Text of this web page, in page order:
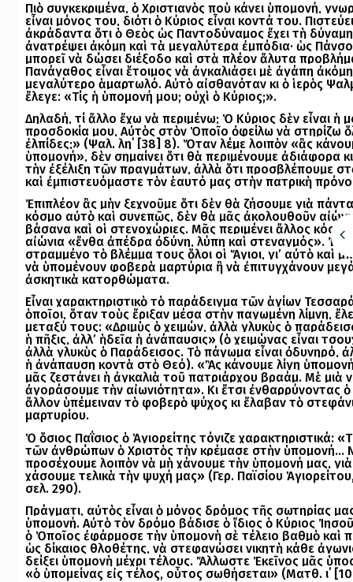
Πιὸ συγκεκριμένα, ὁ Χριστιανὸς ποὺ κάνει ὑπομονή,
εἶναι μόνος του, διότι ὁ Κύριος εἶναι κοντά του.
ἀκράδαντα ὅτι ὁ Θεὸς ὡς Παντοδύναμος ἔχει τὴ
ἀνατρέψει ἀκόμη καὶ τὰ μεγαλύτερα ἐμπόδια· ὡς
μπορεῖ νὰ δώσει διέξοδο καὶ στὰ πλέον ἄλυτα
Πανάγαθος εἶναι ἕτοιμος νὰ ἀγκαλιάσει μὲ ἀγάπη
μεγαλύτερο ἁμαρτωλό. Αὐτὸ αἰσθανόταν κι ὁ ἱερὸς
ἔλεγε: «Τίς ἡ ὑπομονή μου; οὐχὶ ὁ Κύριος;».
Δηλαδή, τί ἄλλο ἔχω νὰ περιμένω; Ὁ Κύριος δὲν εἶναι ἡ
προσδοκία μου, Αὐτὸς στὸν Ὁποῖο ὀφείλω νὰ στηρίζω
ἐλπίδες;» (Ψαλ. λη΄ [38] 8). Ὅταν λέμε λοιπὸν «ἂς
ὑπομονή», δὲν σημαίνει ὅτι θὰ περιμένουμε ἀδιάφορα
τὴν ἐξέλιξη τῶν πραγμάτων, ἀλλὰ ὅτι ­προσβλέπουμε
καὶ ἐμπιστευόμαστε τὸν ἑ­αυτό μας στὴν πατρικὴ
Ἐπιπλέον ἂς μὴν ξεχνοῦμε ὅτι δὲν θὰ ζήσουμε γιὰ
κόσμο αὐτὸ καὶ συνεπῶς, δὲν θὰ μᾶς ἀκολουθοῦν
βάσανα καὶ οἱ στενοχώριες. Μᾶς περιμένει ἄλλος
αἰώνια «ἔνθα ἀπέδρα ὀδύνη, λύπη καὶ στεναγμός». Ἐκεῖ
στραμμένο τὸ βλέμμα τους ὅλοι οἱ Ἅγιοι, γι’ αὐτὸ καὶ
νὰ ὑπομένουν φοβερὰ μαρτύρια ἢ νὰ ἐπιτυγχάνουν
ἀσκητικὰ κατορθώματα.
Εἶναι χαρακτηριστικὸ τὸ παράδειγμα τῶν ἁγίων
ὁποῖοι, ὅταν τοὺς ἔριξαν μέσα στὴν παγωμένη λίμνη,
μεταξύ τους: «Δριμὺς ὁ χειμών, ἀλλὰ γλυκὺς ὁ
ἡ πῆξις, ἀλλ’ ἡδεῖα ἡ ἀνάπαυσις» (ὁ χειμώνας εἶναι
ἀλλὰ γλυκὺς ὁ Παράδεισος. Τὸ πάγωμα εἶναι ὀδυνηρό,
ἡ ἀνάπαυση κοντὰ στὸ Θεό). «Ἂς κάνουμε λίγη
μᾶς ζεστάνει ἡ ἀγκαλιὰ τοῦ πατριάρχου Ἀβραάμ. Μὲ μιὰ
ἀγοράσουμε τὴν αἰωνιότητα». Κι ἔτσι ἐνθαρρύνοντας
ἄλλον ὑπέμειναν τὸ φοβερὸ ψύχος κι ἔλαβαν τὸ
μαρτυρίου.
Ὁ ὅσιος Παΐσιος ὁ Ἁγιορείτης τόνιζε χαρακτηριστικά:
τῶν ἀνθρώπων ὁ Χριστὸς τὴν κρέμασε στὴν ὑπομονή…
προσέχουμε λοιπὸν νὰ μὴ χάνουμε τὴν ὑπομονή μας,
χάσουμε τελικὰ τὴν ψυχή μας» (Γερ. Παϊσίου Ἁγιορείτου,
σελ. 290).
Πράγματι, αὐτὸς εἶναι ὁ μόνος δρόμος τῆς σωτηρίας
ὑπομονή. Αὐτὸ τὸν δρόμο βάδισε ὁ ἴδιος ὁ Κύριος
ὁ Ὁποῖος ἐφάρμοσε τὴν ὑπομονὴ σὲ τέλειο βαθμὸ καὶ
ὡς δίκαιος Ἀθλοθέτης, νὰ στεφανώσει νικητὴ κάθε
δείξει ὑπομονὴ μέχρι τέλους. Ἄλλωστε Ἐκεῖνος μᾶς
«ὁ ὑπομείνας εἰς τέ­λος, οὗτος σωθήσεται» (Ματθ. ι΄